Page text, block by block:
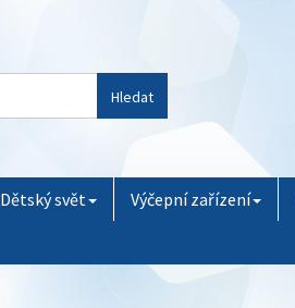
Hledat
Dětský svět Výčepní zařízení